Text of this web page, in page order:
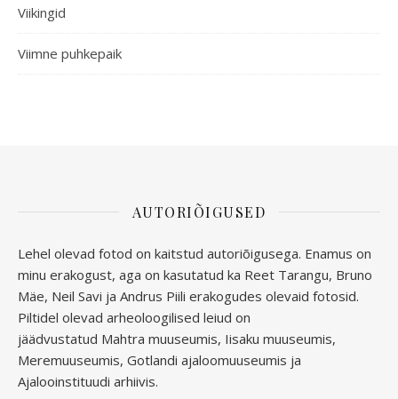
Viikingid
Viimne puhkepaik
AUTORIÕIGUSED
Lehel olevad fotod on kaitstud autoriõigusega. Enamus on
minu erakogust, aga on kasutatud ka Reet Tarangu, Bruno
Mäe, Neil Savi ja Andrus Piili erakogudes olevaid fotosid.
Piltidel olevad arheoloogilised leiud on
jäädvustatud Mahtra muuseumis, Iisaku muuseumis,
Meremuuseumis, Gotlandi ajaloomuuseumis ja
Ajalooinstituudi arhiivis.